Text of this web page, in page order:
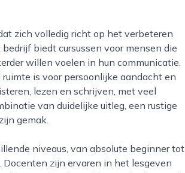
biedt cursussen voor mensen die
willen voelen in hun communicatie.
is voor persoonlijke aandacht en
lezen en schrijven, met veel
van duidelijke uitleg, een rustige
gemak.
Docenten zijn ervaren in het lesgeven